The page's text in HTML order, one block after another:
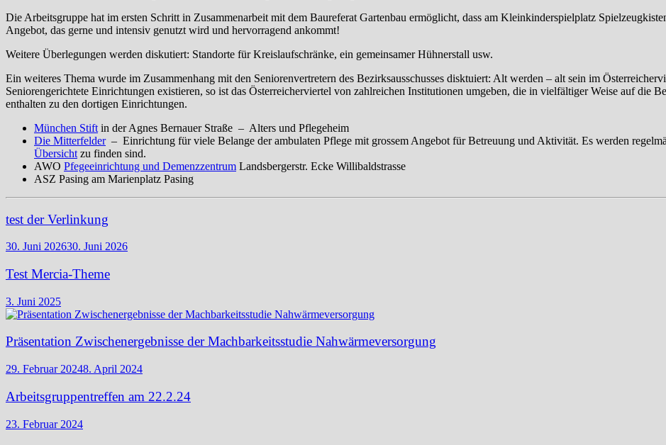
Die Arbeitsgruppe hat im ersten Schritt in Zusammenarbeit mit dem Baureferat Gartenbau ermöglicht, dass am Kleinkinderspielplatz
Angebot, das gerne und intensiv genutzt wird und hervorragend ankommt!
Weitere Überlegungen werden diskutiert: Standorte für Kreislaufschränke, ein gemeinsamer Hühnerstall usw.
Ein weiteres Thema wurde im Zusammenhang mit den Seniorenvertretern des Bezirksausschusses disktuiert: Alt werden – alt sein im
Seniorengerichtete Einrichtungen existieren, so ist das Österreicherviertel von zahlreichen Institutionen umgeben, die in vielfältiger Weise auf die
enthalten zu den dortigen Einrichtungen.
München Stift in der Agnes Bernauer Straße – Alters und Pflegeheim
Die Mitterfelder– Einrichtung für viele Belange der ambulaten Pflege mit grossem Angebot für Betreuung und Aktivität. Es werden
Übersicht zu finden sind.
AWO Pfegeeinrichtung und Demenzzentrum Landsbergerstr. Ecke Willibaldstrasse
ASZ Pasing am Marienplatz Pasing
test der Verlinkung
30. Juni 202630. Juni 2026
Test Mercia-Theme
3. Juni 2025
Präsentation Zwischenergebnisse der Machbarkeitsstudie Nahwärmeversorgung
29. Februar 20248. April 2024
Arbeitsgruppentreffen am 22.2.24
23. Februar 2024